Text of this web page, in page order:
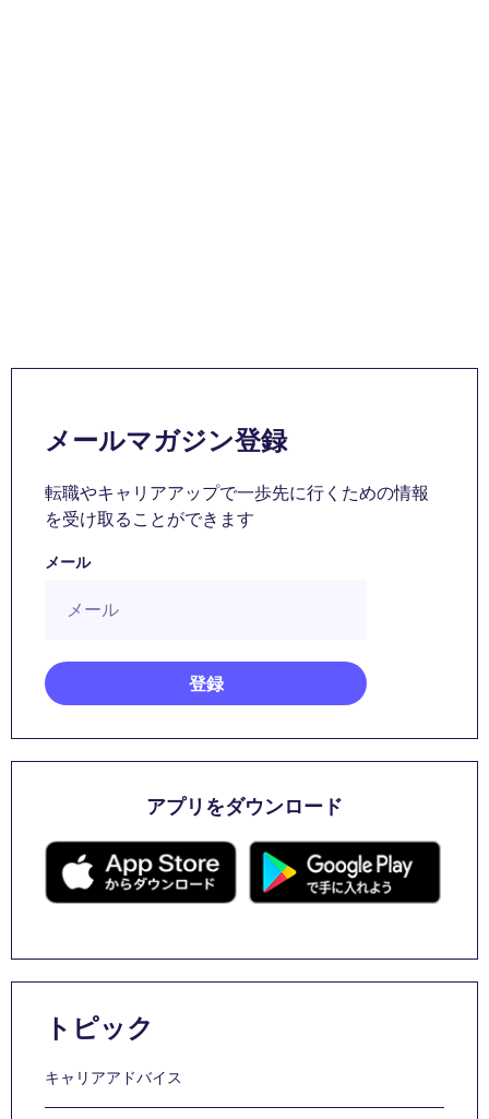
メールマガジン登録
転職やキャリアアップで一歩先に行くための情報
を受け取ることができます
メール
アプリをダウンロード
トピック
キャリアアドバイス